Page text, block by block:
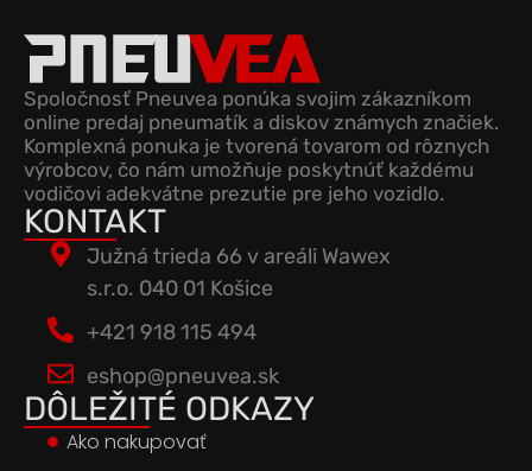
Spoločnosť Pneuvea ponúka svojim zákazníkom
online predaj pneumatík a diskov známych značiek.
Komplexná ponuka je tvorená tovarom od rôznych
výrobcov, čo nám umožňuje poskytnúť každému
vodičovi adekvátne prezutie pre jeho vozidlo.
KONTAKT
Južná trieda 66 v areáli Wawex
s.r.o. 040 01 Košice
+421 918 115 494
eshop@pneuvea.sk
DÔLEŽITÉ ODKAZY
Ako nakupovať